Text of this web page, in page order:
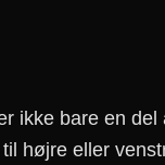
ikke bare en del
højre eller